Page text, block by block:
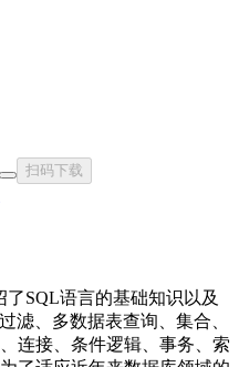
扫码下载
了SQL语言的基础知识以及
滤、多数据表查询、集合、
连接、条件逻辑、事务、索